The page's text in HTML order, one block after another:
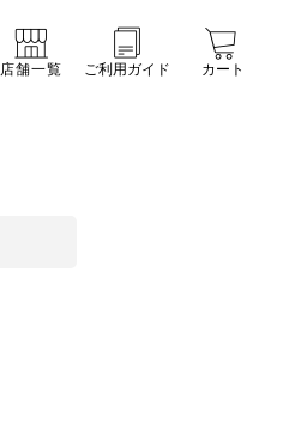
店舗一覧 ご利用ガイド カート